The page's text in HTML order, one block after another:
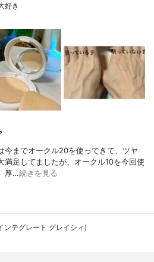
好き
今までオークル20を使ってきて、ツヤ
満足してましたが、オークル10を今回使
厚…続きを見る
ンテグレート グレイシィ)